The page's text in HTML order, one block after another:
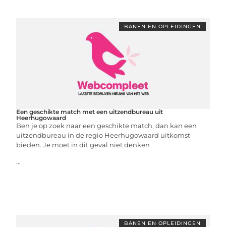
BANEN EN OPLEIDINGEN
Een geschikte match met een uitzendbureau uit
Heerhugowaard
Ben je op zoek naar een geschikte match, dan kan een
uitzendbureau in de regio Heerhugowaard uitkomst
bieden. Je moet in dit geval niet denken
...
BANEN EN OPLEIDINGEN